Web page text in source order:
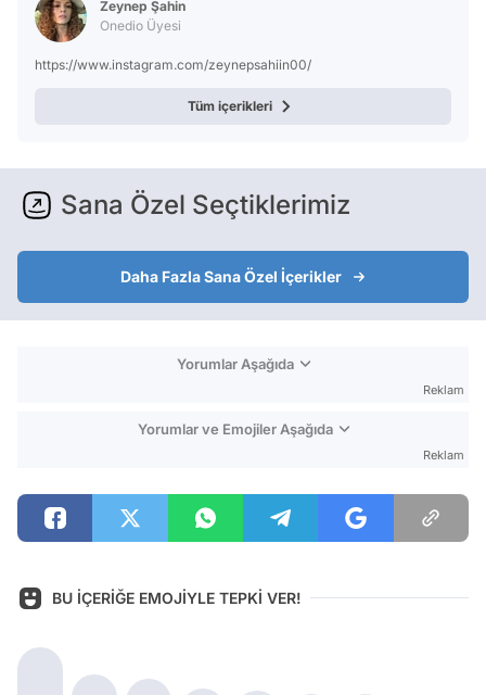
Zeynep Şahin
Onedio Üyesi
https://www.instagram.com/zeynepsahiin00/
Tüm içerikleri
Sana Özel Seçtiklerimiz
Daha Fazla Sana Özel İçerikler
Yorumlar Aşağıda
Reklam
Yorumlar ve Emojiler Aşağıda
Reklam
BU İÇERİĞE EMOJİYLE TEPKİ VER!